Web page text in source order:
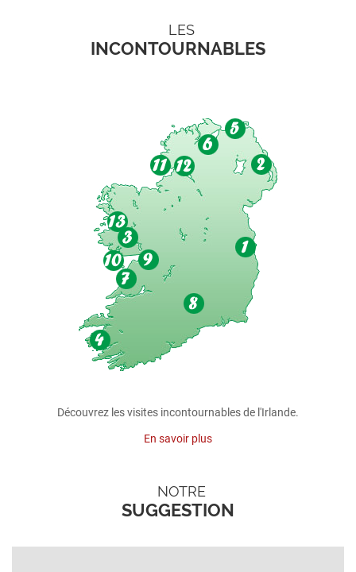
LES
INCONTOURNABLES
Découvrez les visites incontournables de l'Irlande.
En savoir plus
NOTRE
SUGGESTION